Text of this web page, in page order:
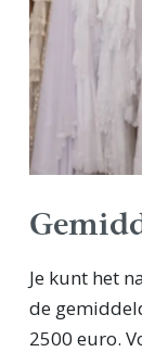
Je kunt het
de
2500 euro.